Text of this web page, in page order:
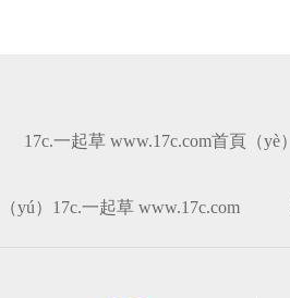
17c.一起草 www.17c.com首頁（yè）
（yú）17c.一起草 www.17c.com